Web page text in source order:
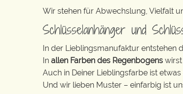
Wir stehen für Abwechslung, Vielfalt
Schlüsselanhänger und
In der Lieblingsmanufaktur entstehen
In allen Farben des Regenbogens
Auch in Deiner Lieblingsfarbe ist
Und wir lieben Muster – einfarbig ist